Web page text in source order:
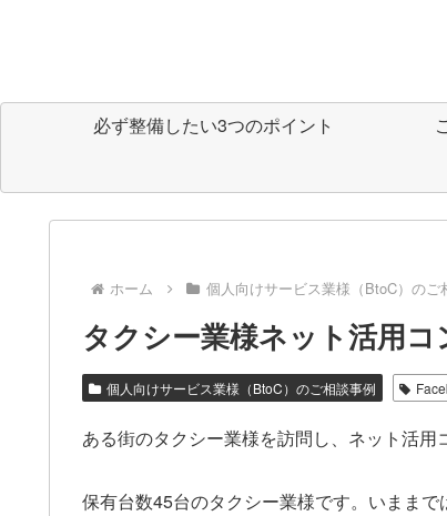
必ず整備したい3つのポイント
ホーム 個人向けサービス業様（BtoC）のご
タクシー業様ネット活用
個人向けサービス業様（BtoC）のご相談事例
ある街のタクシー業様を訪問し、ネット活用
保有台数45台のタクシー業様です。いまま